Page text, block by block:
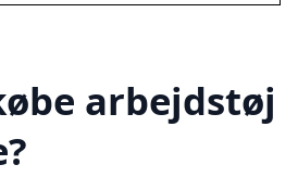
arbejdstøj